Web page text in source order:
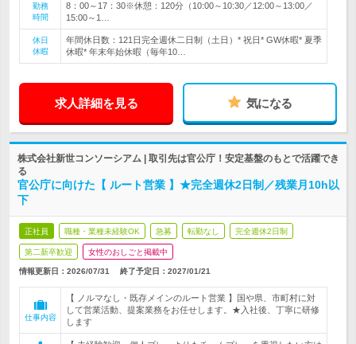
勤務
時間
8：00～17：30※休憩：120分（10:00～10:30／12:00～13:00／
15:00～1…
休日
休暇
年間休日数：121日完全週休二日制（土日）* 祝日* GW休暇* 夏季
休暇* 年末年始休暇（毎年10…
求人詳細を見る 気になる
株式会社新世コンソーシアム | 取引先は官公庁！安定基盤のもとで活躍でき
る
官公庁に向けた【 ルート営業 】★完全週休2日制／残業月10h以
下
正社員 職種・業種未経験OK 急募 転勤なし 完全週休2日制
第二新卒歓迎 女性のおしごと掲載中
情報更新日：2026/07/31 終了予定日： 2027/01/21
仕事内容
【 ノルマなし・既存メインのルート営業 】国や県、市町村に対
して営業活動、提案業務をお任せします。★入社後、丁寧に研修
します